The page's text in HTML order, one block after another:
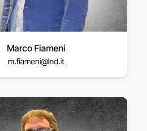
Marco Fiameni
m.fiameni@lnd.it